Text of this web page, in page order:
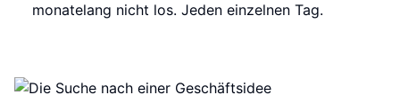
monatelang nicht los. Jeden einzelnen Tag.